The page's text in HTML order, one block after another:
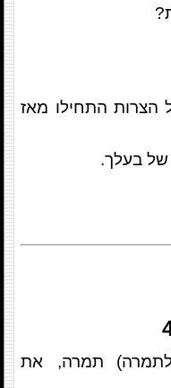
התחילו מאז
של בעלך.
תמרה, את